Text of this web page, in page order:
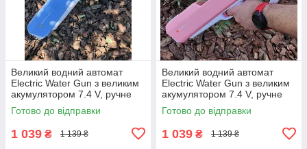
Великий водний автомат
Electric Water Gun з великим
акумулятором 7.4 V, ручне
завантаження води,
Блакитний
Готово до відправки
1 039 ₴ 1 139 ₴
Великий водний автомат
Electric Water Gun з великим
акумулятором 7.4 V, ручне
завантаження води, Рожевий
Готово до відправки
1 039 ₴ 1 139 ₴